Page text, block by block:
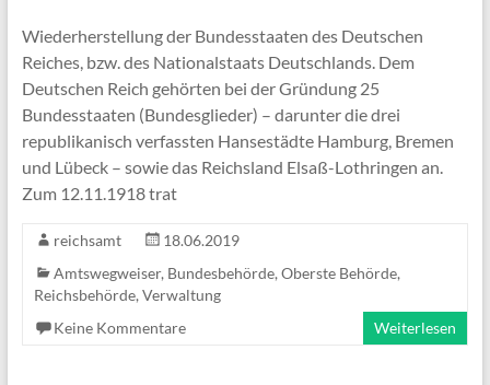
Wiederherstellung der Bundesstaaten des Deutschen
Reiches, bzw. des Nationalstaats Deutschlands. Dem
Deutschen Reich gehörten bei der Gründung 25
Bundesstaaten (Bundesglieder) – darunter die drei
republikanisch verfassten Hansestädte Hamburg, Bremen
und Lübeck – sowie das Reichsland Elsaß-Lothringen an.
Zum 12.11.1918 trat
reichsamt
18.06.2019
Amtswegweiser, Bundesbehörde, Oberste Behörde,
Reichsbehörde, Verwaltung
Keine Kommentare
Weiterlesen